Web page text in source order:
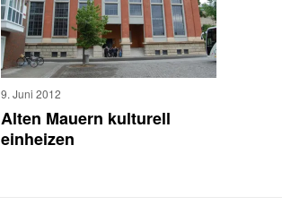
9. Juni 2012
Alten Mauern kulturell
einheizen